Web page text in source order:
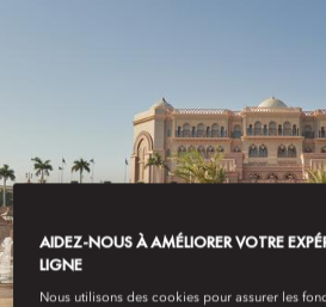
AIDEZ-NOUS À AMÉLIORER VOTRE
LIGNE
Nous utilisons des cookies pour assurer les